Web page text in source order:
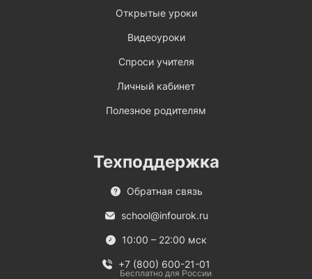
Открытые уроки
Видеоуроки
Спроси учителя
Личный кабинет
Полезное родителям
Техподдержка
Обратная связь
school@infourok.ru
10:00 – 22:00 мск
+7 (800) 600-21-01
Бесплатно для России